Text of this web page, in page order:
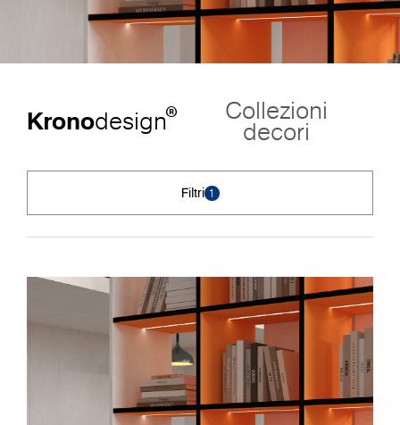
Kronodesign® Collezioni
decori
Filtri 1